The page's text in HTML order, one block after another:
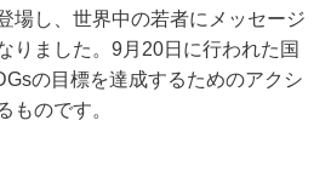
場し、世界中の若者にメッセージ
りました。9月20日に行われた国
の目標を達成するためのアクシ
ものです。